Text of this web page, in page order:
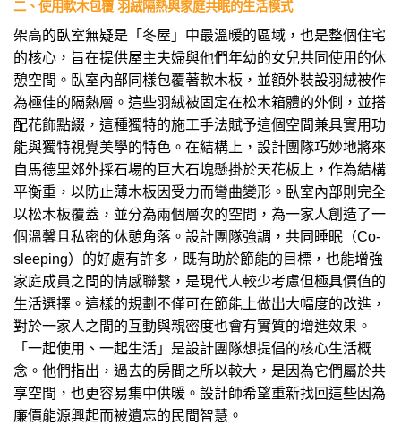
二、使用軟木包覆 羽絨隔熱與家庭共眠的生活模式
架高的臥室無疑是「冬屋」中最溫暖的區域，也是整個住宅
的核心，旨在提供屋主夫婦與他們年幼的女兒共同使用的休
憩空間。臥室內部同樣包覆著軟木板，並額外裝設羽絨被作
為極佳的隔熱層。這些羽絨被固定在松木箱體的外側，並搭
配花飾點綴，這種獨特的施工手法賦予這個空間兼具實用功
能與獨特視覺美學的特色。在結構上，設計團隊巧妙地將來
自馬德里郊外採石場的巨大石塊懸掛於天花板上，作為結構
平衡重，以防止薄木板因受力而彎曲變形。臥室內部則完全
以松木板覆蓋，並分為兩個層次的空間，為一家人創造了一
個溫馨且私密的休憩角落。設計團隊強調，共同睡眠（Co-
sleeping）的好處有許多，既有助於節能的目標，也能增強
家庭成員之間的情感聯繫，是現代人較少考慮但極具價值的
生活選擇。這樣的規劃不僅可在節能上做出大幅度的改進，
對於一家人之間的互動與親密度也會有實質的增進效果。
「一起使用、一起生活」是設計團隊想提倡的核心生活概
念。他們指出，過去的房間之所以較大，是因為它們屬於共
享空間，也更容易集中供暖。設計師希望重新找回這些因為
廉價能源興起而被遺忘的民間智慧。